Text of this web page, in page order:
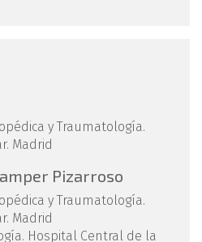
y Traumatología.
Madrid
Pizarroso
y Traumatología.
Madrid
Hospital Central de la